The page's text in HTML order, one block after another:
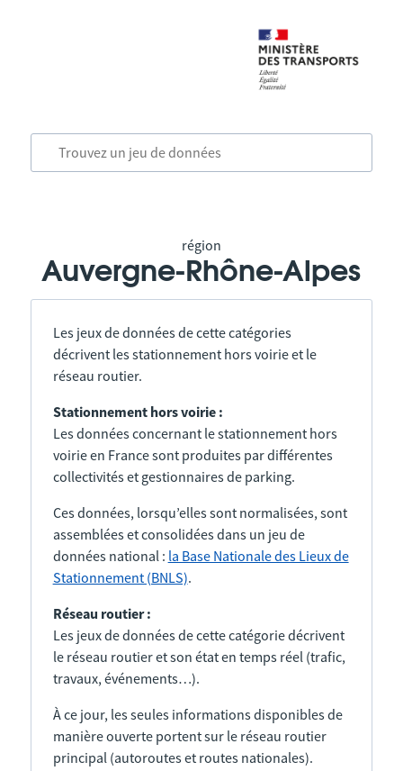
région
Auvergne-Rhône-Alpes
Les jeux de données de cette catégories
décrivent les stationnement hors voirie et le
réseau routier.
Stationnement hors voirie :
Les données concernant le stationnement hors
voirie en France sont produites par différentes
collectivités et gestionnaires de parking.
Ces données, lorsqu’elles sont normalisées, sont
assemblées et consolidées dans un jeu de
données national : la Base Nationale des Lieux de
Stationnement (BNLS).
Réseau routier :
Les jeux de données de cette catégorie décrivent
le réseau routier et son état en temps réel (trafic,
travaux, événements…).
À ce jour, les seules informations disponibles de
manière ouverte portent sur le réseau routier
principal (autoroutes et routes nationales).